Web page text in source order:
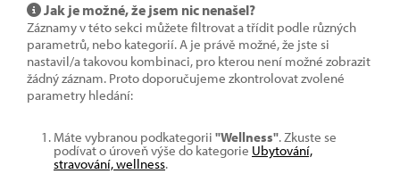
Jak je možné, že jsem nic nenašel?
Záznamy v této sekci můžete filtrovat a třídit podle různých
parametrů, nebo kategorií. A je právě možné, že jste si
nastavil/a takovou kombinaci, pro kterou není možné zobrazit
žádný záznam. Proto doporučujeme zkontrolovat zvolené
parametry hledání:
Máte vybranou podkategorii "Wellness". Zkuste se
podívat o úroveň výše do kategorie Ubytování,
stravování, wellness.